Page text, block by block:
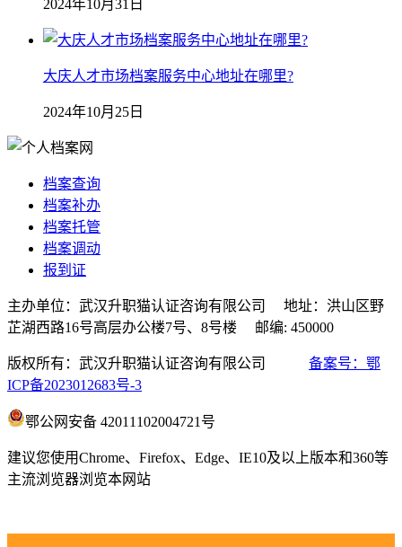
2024年10月31日
大庆人才市场档案服务中心地址在哪里?
2024年10月25日
档案查询
档案补办
档案托管
档案调动
报到证
主办单位：武汉升职猫认证咨询有限公司 地址：洪山区野
芷湖西路16号高层办公楼7号、8号楼 邮编: 450000
版权所有：武汉升职猫认证咨询有限公司 备案号：鄂
ICP备2023012683号-3
鄂公网安备 42011102004721号
建议您使用Chrome、Firefox、Edge、IE10及以上版本和360等
主流浏览器浏览本网站